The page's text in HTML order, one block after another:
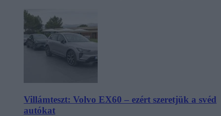
Villámteszt: Volvo EX60 – ezért szeretjük a svéd
autókat